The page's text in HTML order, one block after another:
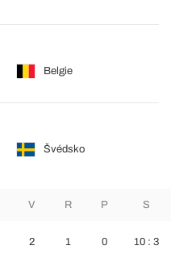
Belgie
Švédsko
V R P S
2 1 0 10 : 3